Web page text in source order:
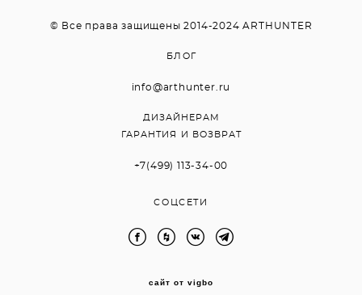
© Все права защищены 2014-2024 ARTHUNTER
БЛОГ
info@arthunter.ru
ДИЗАЙНЕРАМ
ГАРАНТИЯ И ВОЗВРАТ
+7(499) 113-34-00
СОЦСЕТИ
сайт от vigbo